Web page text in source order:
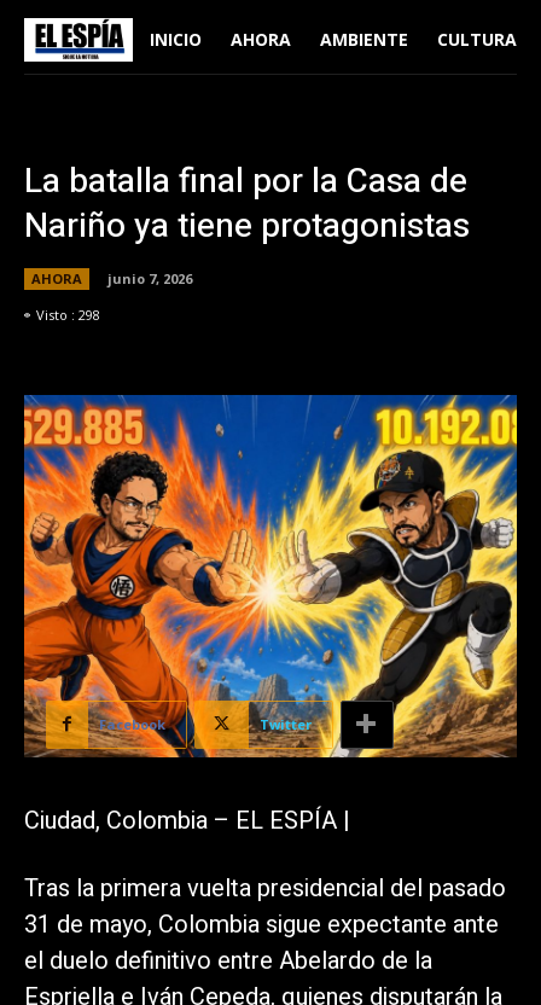
INICIO AHORA AMBIENTE CULTURA
La batalla final por la Casa de
Nariño ya tiene protagonistas
AHORA
junio 7, 2026
Visto : 298
Facebook Twitter
Ciudad, Colombia – EL ESPÍA |
Tras la primera vuelta presidencial del pasado
31 de mayo, Colombia sigue expectante ante
el duelo definitivo entre Abelardo de la
Espriella e Iván Cepeda, quienes disputarán la